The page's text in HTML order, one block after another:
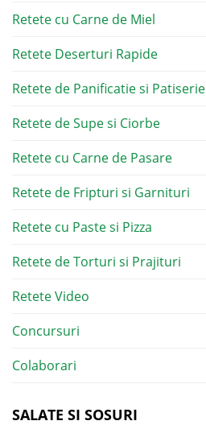
Retete cu Carne de Miel
Retete Deserturi Rapide
Retete de Panificatie si Patiserie
Retete de Supe si Ciorbe
Retete cu Carne de Pasare
Retete de Fripturi si Garnituri
Retete cu Paste si Pizza
Retete de Torturi si Prajituri
Retete Video
Concursuri
Colaborari
SALATE SI SOSURI